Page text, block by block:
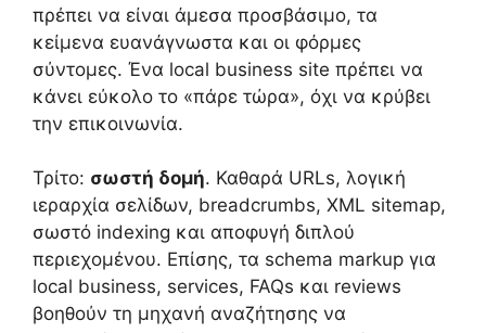
πρέπει να είναι άμεσα προσβάσιμο, τα
κείμενα ευανάγνωστα και οι φόρμες
σύντομες. Ένα local business site πρέπει να
κάνει εύκολο το «πάρε τώρα», όχι να κρύβει
την επικοινωνία.
Τρίτο: σωστή δομή. Καθαρά URLs, λογική
ιεραρχία σελίδων, breadcrumbs, XML sitemap,
σωστό indexing και αποφυγή διπλού
περιεχομένου. Επίσης, τα schema markup για
local business, services, FAQs και reviews
βοηθούν τη μηχανή αναζήτησης να